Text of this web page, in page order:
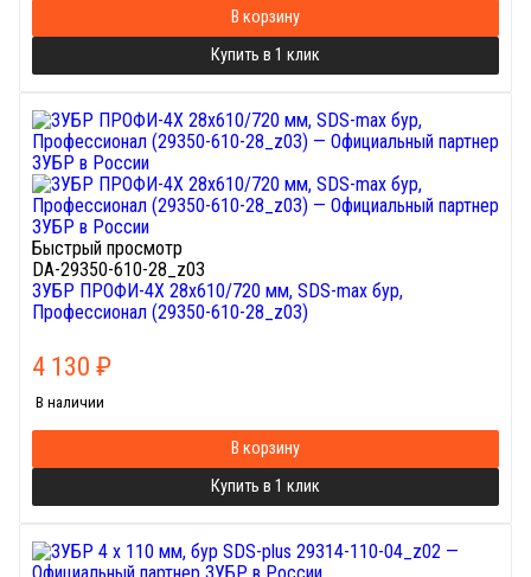
В корзину
Купить в 1 клик
Быстрый просмотр
DA-29350-610-28_z03
ЗУБР ПРОФИ-4Х 28x610/720 мм, SDS-max бур,
Профессионал (29350-610-28_z03)
4 130 ₽
В наличии
В корзину
Купить в 1 клик